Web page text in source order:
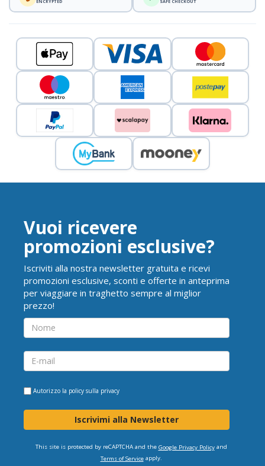
ENCRYPTED SAFE CHECKOUT
Vuoi ricevere
promozioni esclusive?
Iscriviti alla nostra newsletter gratuita e ricevi
promozioni esclusive, sconti e offerte in anteprima
per viaggiare in traghetto sempre al miglior
prezzo!
Autorizzo la policy sulla privacy
Iscrivimi alla Newsletter
This site is protected by reCAPTCHA and the Google Privacy Policyand
Terms of Serviceapply.